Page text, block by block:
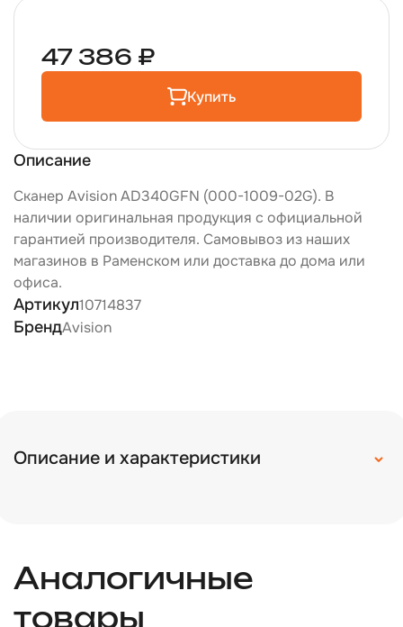
Описание
Сканер Avision AD340GFN (000-1009-02G). В
наличии оригинальная продукция с официальной
гарантией производителя. Самовывоз из наших
магазинов в Раменском или доставка до дома или
офиса.
Артикул10714837
БрендAvision
47 386 ₽
Купить
Описание и характеристики
Аналогичные
товары